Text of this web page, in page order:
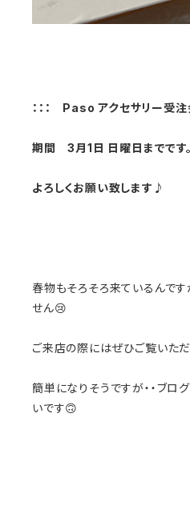
：：： Paso アクセサリー受注
期間 3月1日 日曜日までです。
よろしくお願い致します♪
春物もそろそろ来ているんで
せん😢
ご来店の際にはぜひご覧いただ
簡単になりそうですが・・ブロ
いです🙃